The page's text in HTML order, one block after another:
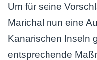
Um für seine
Marichal nun eine
Kanarischen Inseln
entsprechende